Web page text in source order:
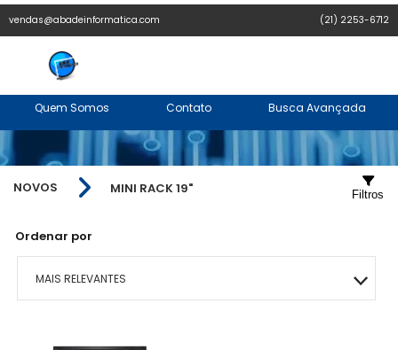
vendas@abadeinformatica.com (21) 2253-6712
Quem Somos Contato Busca Avançada
NOVOS MINI RACK 19"
Ordenar por
MAIS RELEVANTES
Filtros